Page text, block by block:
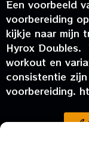
Een voorbeeld
voorbereiding
kijkje naar mijn
Hyrox Doubles.
workout en
consistentie
voorbereiding.